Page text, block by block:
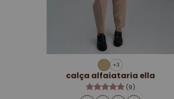
+3
calça alfaiataria ella
(9)